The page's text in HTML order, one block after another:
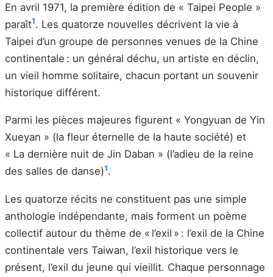
En avril 1971, la première édition de « Taipei People »
paraît1. Les quatorze nouvelles décrivent la vie à
Taipei d’un groupe de personnes venues de la Chine
continentale : un général déchu, un artiste en déclin,
un vieil homme solitaire, chacun portant un souvenir
historique différent.
Parmi les pièces majeures figurent « Yongyuan de Yin
Xueyan » (la fleur éternelle de la haute société) et
« La dernière nuit de Jin Daban » (l’adieu de la reine
des salles de danse)1.
Les quatorze récits ne constituent pas une simple
anthologie indépendante, mais forment un poème
collectif autour du thème de « l’exil » : l’exil de la Chine
continentale vers Taiwan, l’exil historique vers le
présent, l’exil du jeune qui vieillit. Chaque personnage